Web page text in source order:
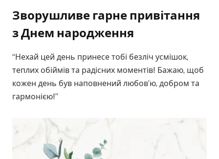
Зворушливе гарне привітання
з Днем народження
“Нехай цей день принесе тобі безліч усмішок,
теплих обіймів та радісних моментів! Бажаю, щоб
кожен день був наповнений любов’ю, добром та
гармонією!”